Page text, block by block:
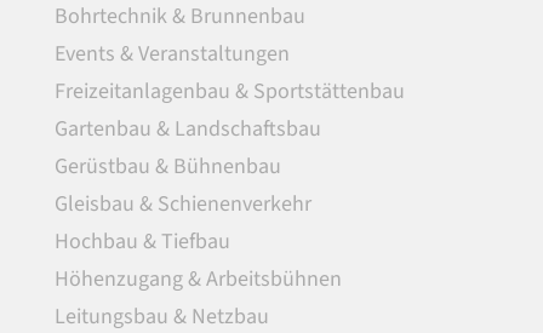
Bohrtechnik & Brunnenbau
Events & Veranstaltungen
Freizeitanlagenbau & Sportstättenbau
Gartenbau & Landschaftsbau
Gerüstbau & Bühnenbau
Gleisbau & Schienenverkehr
Hochbau & Tiefbau
Höhenzugang & Arbeitsbühnen
Leitungsbau & Netzbau